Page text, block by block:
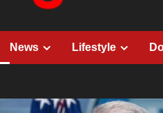
News Lifestyle